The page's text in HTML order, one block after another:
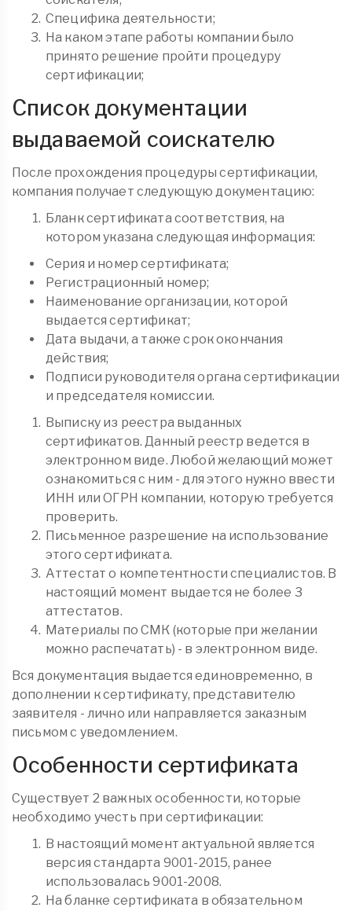
Специфика деятельности;
На каком этапе работы компании было
принято решение пройти процедуру
сертификации;
Список документации
выдаваемой соискателю
После прохождения процедуры сертификации,
компания получает следующую документацию:
Бланк сертификата соответствия, на
котором указана следующая информация:
Серия и номер сертификата;
Регистрационный номер;
Наименование организации, которой
выдается сертификат;
Дата выдачи, а также срок окончания
действия;
Подписи руководителя органа сертификации
и председателя комиссии.
Выписку из реестра выданных
сертификатов. Данный реестр ведется в
электронном виде. Любой желающий может
ознакомиться с ним - для этого нужно ввести
ИНН или ОГРН компании, которую требуется
проверить.
Письменное разрешение на использование
этого сертификата.
Аттестат о компетентности специалистов. В
настоящий момент выдается не более 3
аттестатов.
Материалы по СМК (которые при желании
можно распечатать) - в электронном виде.
Вся документация выдается единовременно, в
дополнении к сертификату, представителю
заявителя - лично или направляется заказным
письмом с уведомлением.
Особенности сертификата
Существует 2 важных особенности, которые
необходимо учесть при сертификации:
В настоящий момент актуальной является
версия стандарта 9001-2015, ранее
использовалась 9001-2008.
На бланке сертификата в обязательном